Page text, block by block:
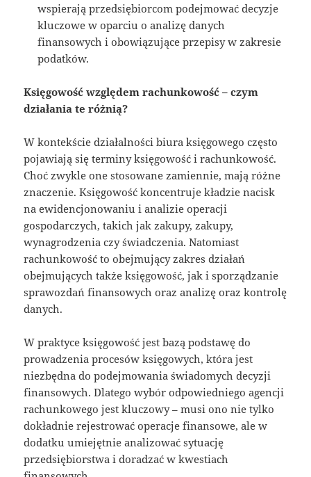
wspierają przedsiębiorcom podejmować decyzje
kluczowe w oparciu o analizę danych
finansowych i obowiązujące przepisy w zakresie
podatków.
Księgowość względem rachunkowość – czym
działania te różnią?
W kontekście działalności biura księgowego często
pojawiają się terminy księgowość i rachunkowość.
Choć zwykle one stosowane zamiennie, mają różne
znaczenie. Księgowość koncentruje kładzie nacisk
na ewidencjonowaniu i analizie operacji
gospodarczych, takich jak zakupy, zakupy,
wynagrodzenia czy świadczenia. Natomiast
rachunkowość to obejmujący zakres działań
obejmujących także księgowość, jak i sporządzanie
sprawozdań finansowych oraz analizę oraz kontrolę
danych.
W praktyce księgowość jest bazą podstawę do
prowadzenia procesów księgowych, która jest
niezbędna do podejmowania świadomych decyzji
finansowych. Dlatego wybór odpowiedniego agencji
rachunkowego jest kluczowy – musi ono nie tylko
dokładnie rejestrować operacje finansowe, ale w
dodatku umiejętnie analizować sytuację
przedsiębiorstwa i doradzać w kwestiach